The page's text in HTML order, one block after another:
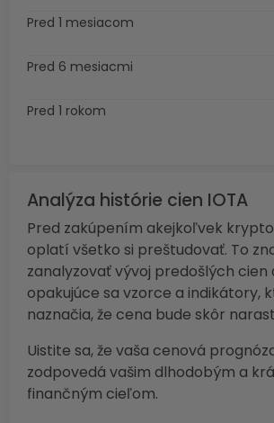
Pred 1 mesiacom
Pred 6 mesiacmi
Pred 1 rokom
Analýza histórie cien IOTA
Pred zakúpením akejkoľvek
oplatí všetko si preštudovať. To
zanalyzovať vývoj predošlých cien
opakujúce sa vzorce a indikátory,
naznačia, že cena bude skôr
Uistite sa, že vaša cenová
zodpovedá vašim dlhodobým a
finančným cieľom.